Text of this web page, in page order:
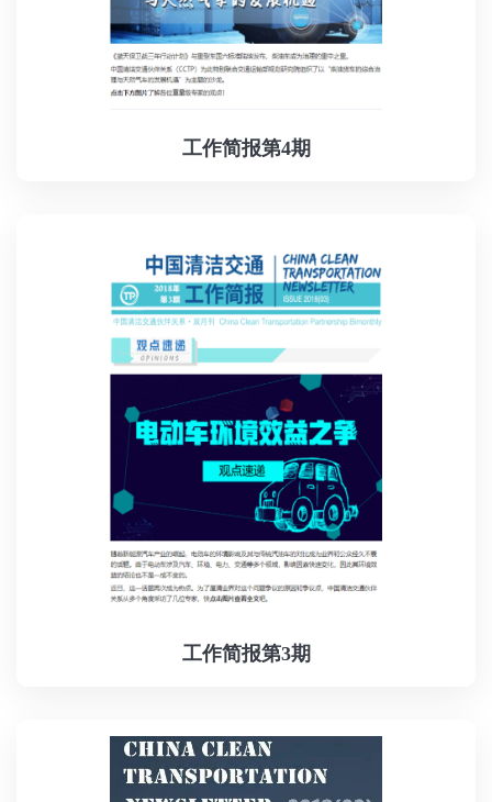
工作简报第4期
工作简报第3期